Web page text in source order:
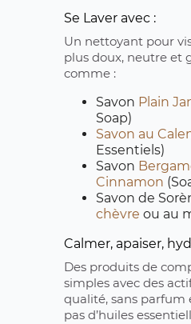
Se Laver avec :
Un nettoyant pour
plus doux, neutre et
comme :
Savon Plain
Soap)
Savon au
Essentiels)
Savon
Cinnamon
Savon de
chèvre ou au
Calmer, apaiser,
Des produits de
simples avec des
qualité, sans parfum
pas d’huiles